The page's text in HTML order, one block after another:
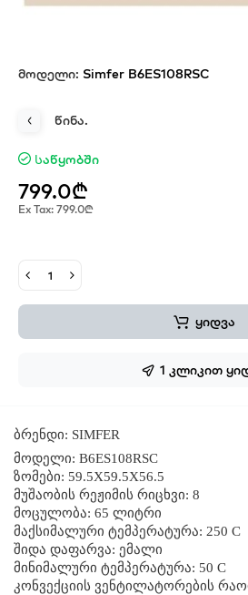
მოდელი: Simfer B6ES108RSC
წინა.
Საწყობში
799.0₾
Ex Tax: 799.0₾
ყიდვა
1 კლიკით
ბრენდი: SIMFER
მოდელი: B6ES108RSC
ზომები: 59.5X59.5X56.5
მუშაობის რეჟიმის რიცხვი: 8
მოცულობა: 65 ლიტრი
მაქსიმალური ტემპერატურა: 250 C
შიდა დაფარვა: ემალი
მინიმალური ტემპერატურა: 50 C
კონვექციის ვენტილატორების